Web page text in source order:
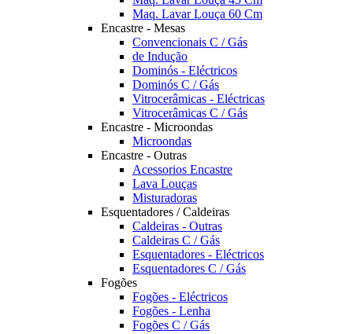
Maq. Lavar Louça 60 Cm
Encastre - Mesas
Convencionais C / Gás
de Indução
Dominós - Eléctricos
Dominós C / Gás
Vitrocerâmicas - Eléctricas
Vitrocerâmicas C / Gás
Encastre - Microondas
Microondas
Encastre - Outras
Acessorios Encastre
Lava Louças
Misturadoras
Esquentadores / Caldeiras
Caldeiras - Outras
Caldeiras C / Gás
Esquentadores - Eléctricos
Esquentadores C / Gás
Fogões
Fogões - Eléctricos
Fogões - Lenha
Fogões C / Gás